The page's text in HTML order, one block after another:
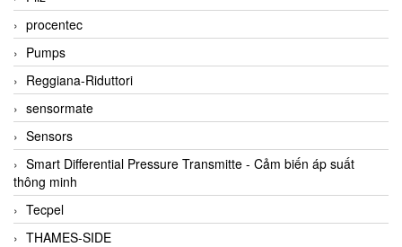
procentec
Pumps
Reggiana-Riduttori
sensormate
Sensors
Smart Differential Pressure Transmitte - Cảm biến áp suất
thông minh
Tecpel
THAMES-SIDE